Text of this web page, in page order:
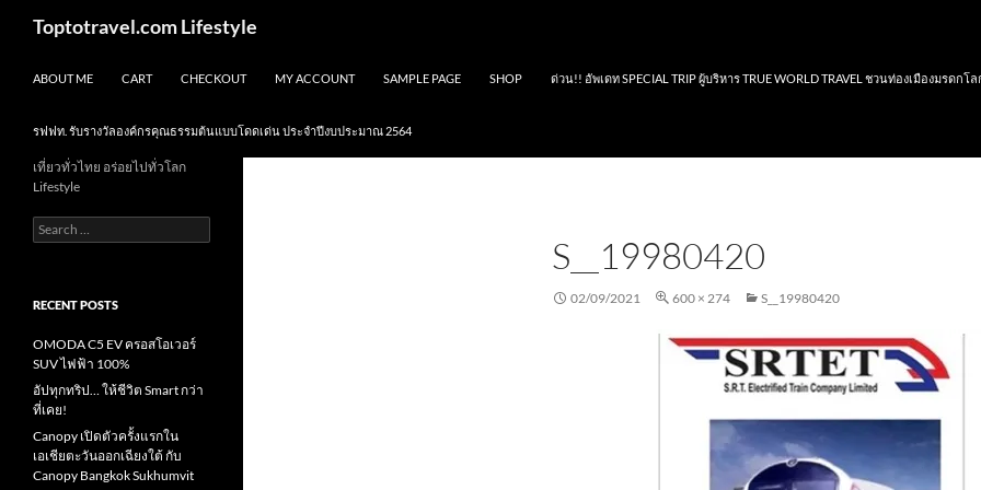
Toptotravel.com Lifestyle
ABOUT ME CART CHECKOUT MY ACCOUNT SAMPLE PAGE SHOP ด่วน!! อัพเดท SPECIAL TRIP ผู้บริหาร TRUE WORLD TRAVEL ชวนท่องเมืองมรดกโล
รฟฟท. รับรางวัลองค์กรคุณธรรมต้นแบบโดดเด่น ประจำปีงบประมาณ 2564
S__19980420
02/09/2021 600 × 274 S__19980420
เที่ยวทั่วไทย อร่อยไปทั่วโลก
Lifestyle
Search
for:
RECENT POSTS
OMODA C5 EV ครอสโอเวอร์
SUV ไฟฟ้า 100%
อัปทุกทริป… ให้ชีวิต Smart กว่า
ที่เคย!
Canopy เปิดตัวครั้งแรกใน
เอเชียตะวันออกเฉียงใต้ กับ
Canopy Bangkok Sukhumvit